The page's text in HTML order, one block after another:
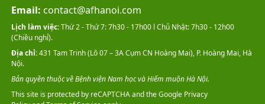
Email: contact@afhanoi.com
This site is protected by reCAPTCHA and the GooglePrivacy
Lịch làm việc:Thứ 2 - Thứ 7: 7h30 - 17h00 l Chủ Nhật: 7h30 - 12h00
(Chiều nghỉ).
Địa chỉ:431 Tam Trinh (Lô 07 – 3A Cụm CN Hoàng Mai), P. Hoàng Mai, Hà
Nội.
Bản quyền thuộc về Bệnh viện Nam học và Hiếm muộn Hà Nội.